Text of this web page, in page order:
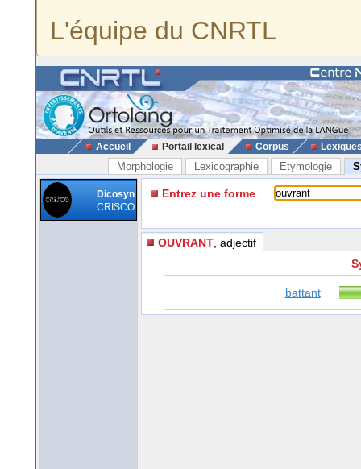
L'équipe du CNRTL
Accueil Portail lexical Corpus
Morphologie Lexicographie Etymologie
Dicosyn
CRISCO
Entrez une forme
OUVRANT , adjectif
battant